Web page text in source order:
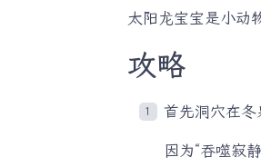
太阳龙宝宝是小动
攻略
首先洞穴在冬
因为“吞噬寂